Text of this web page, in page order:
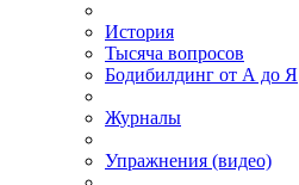
История
Тысяча вопросов
Бодибилдинг от А до Я
Журналы
Упражнения (видео)